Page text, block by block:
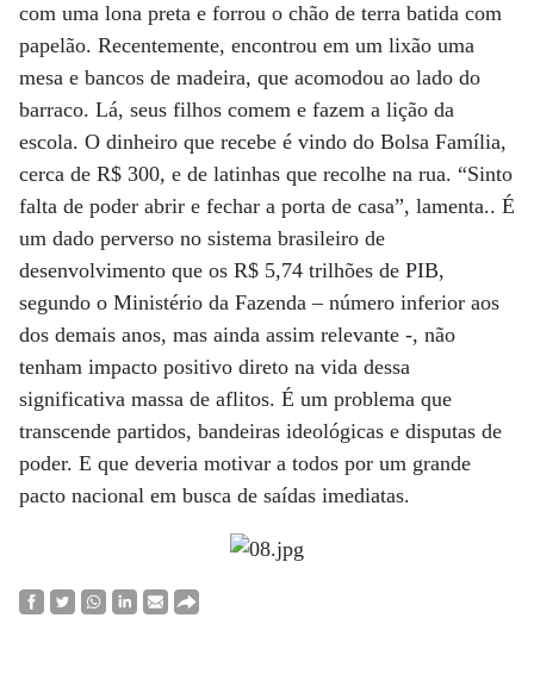
com uma lona preta e forrou o chão de terra batida com
papelão. Recentemente, encontrou em um lixão uma
mesa e bancos de madeira, que acomodou ao lado do
barraco. Lá, seus filhos comem e fazem a lição da
escola. O dinheiro que recebe é vindo do Bolsa Família,
cerca de R$ 300, e de latinhas que recolhe na rua. “Sinto
falta de poder abrir e fechar a porta de casa”, lamenta.. É
um dado perverso no sistema brasileiro de
desenvolvimento que os R$ 5,74 trilhões de PIB,
segundo o Ministério da Fazenda – número inferior aos
dos demais anos, mas ainda assim relevante -, não
tenham impacto positivo direto na vida dessa
significativa massa de aflitos. É um problema que
transcende partidos, bandeiras ideológicas e disputas de
poder. E que deveria motivar a todos por um grande
pacto nacional em busca de saídas imediatas.